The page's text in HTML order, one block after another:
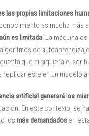
las propias limitaciones
es mucho más
es limitada. La máquina
de
que ni siquiera el ser
este en un modelo
artificial generará los
En este contexto, se
los más demandados en